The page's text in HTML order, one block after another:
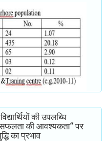
की उपलब्धि
की आवश्यकता‘‘ पर
का प्रभाव